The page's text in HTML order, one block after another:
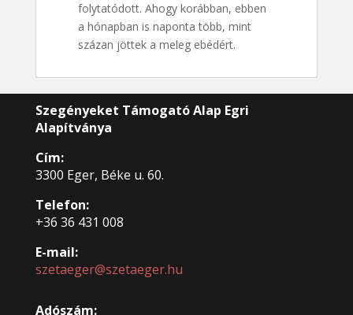
folytatódott. Ahogy korábban, ebben
a hónapban is naponta több, mint
százan jöttek a meleg ebédért.
Szegényeket Támogató Alap Egri
Alapítványa
Cím:
3300 Eger, Béke u. 60.
Telefon:
+36 36 431 008
E-mail:
szetaeger@szetaeger.hu
Adószám: